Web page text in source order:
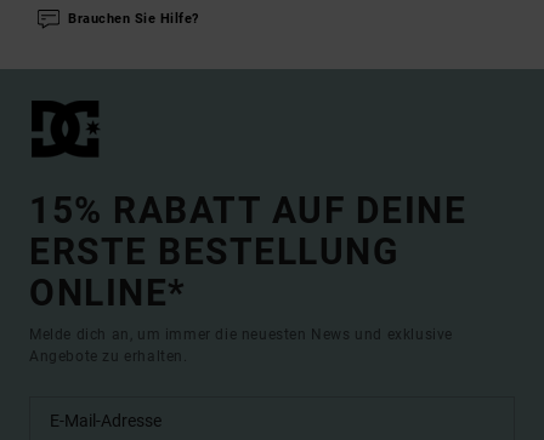
Brauchen Sie Hilfe?
15% RABATT AUF DEINE
ERSTE BESTELLUNG
ONLINE*
Melde dich an, um immer die neuesten News und exklusive
Angebote zu erhalten.